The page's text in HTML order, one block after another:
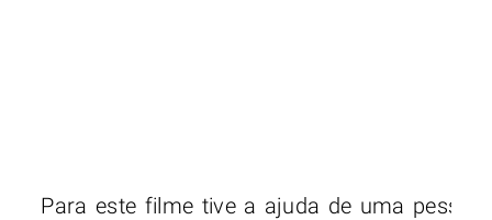
Para este filme tive a ajuda de uma